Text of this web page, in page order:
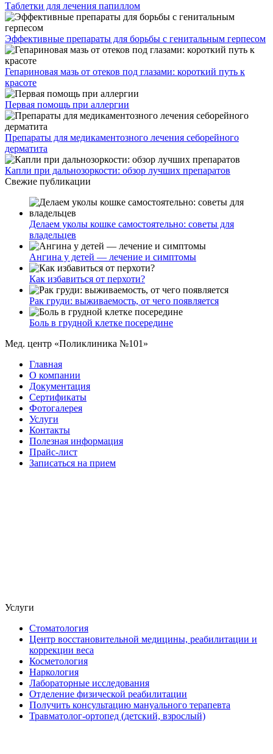
Таблетки для лечения папиллом
Эффективные препараты для борьбы с генитальным герпесом
Гепариновая мазь от отеков под глазами: короткий путь к
красоте
Первая помощь при аллергии
Препараты для медикаментозного лечения себорейного
дерматита
Капли при дальнозоркости: обзор лучших препаратов
Свежие публикации
Делаем уколы кошке самостоятельно: советы для
владельцев
Ангина у детей — лечение и симптомы
Как избавиться от перхоти?
Рак груди: выживаемость, от чего появляется
Боль в грудной клетке посередине
Мед. центр «Поликлиника №101»
Главная
О компании
Документация
Сертификаты
Фотогалерея
Услуги
Контакты
Полезная информация
Прайс-лист
Записаться на прием
Услуги
Стоматология
Центр восстановительной медицины, реабилитации и
коррекции веса
Косметология
Наркология
Лабораторные исследования
Отделение физической реабилитации
Получить консультацию мануального терапевта
Травматолог-ортопед (детский, взрослый)